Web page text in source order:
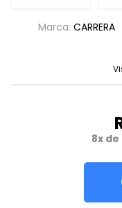
Marca: CARRERA
8x de